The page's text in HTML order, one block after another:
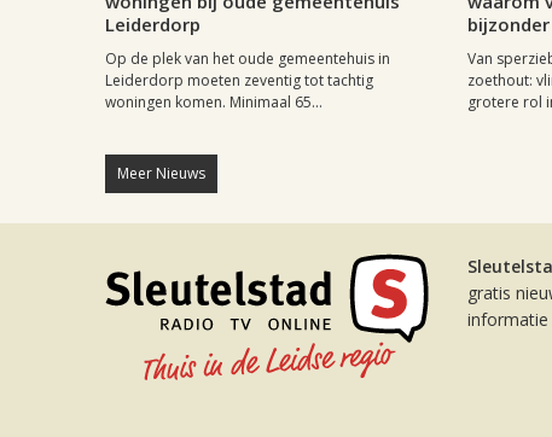
Leiderdorp
Op de plek van het oude gemeentehuis in
Leiderdorp moeten zeventig tot tachtig
woningen komen. Minimaal 65...
Van
zoethout:
grotere rol
Meer Nieuws
gratis
informatie